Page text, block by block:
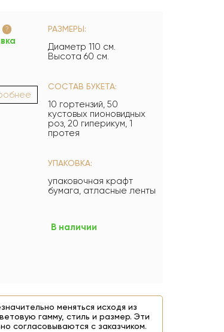
? РАЗМЕРЫ:
Диаметр 110 см.
Высота 60 см.
СОСТАВ БУКЕТА:
10 гортензий, 50
кустовых пионовидных
роз, 20 гиперикум, 1
протея
УПАКОВКА:
упаковочная крафт
бумага, атласные ленты
В наличии
меняться исходя из
гамму, стиль и размер. Эти
согласовываются с заказчиком.